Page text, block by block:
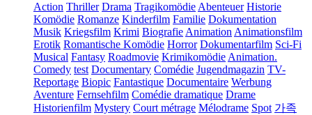
Action Thriller Drama TragikomödieAbenteuer Historie
Komödie Romanze Kinderfilm Familie Dokumentation
Musik Kriegsfilm Krimi BiografieAnimationAnimationsfilm
Erotik Romantische Komödie Horror Dokumentarfilm Sci-Fi
Musical Fantasy Roadmovie KrimikomödieAnimation.
Comedy test Documentary Comédie Jugendmagazin TV-
Reportage Biopic Fantastique Documentaire Werbung
Aventure Fernsehfilm Comédie dramatique Drame
Historienfilm Mystery Court métrage Mélodrame Spot 가족